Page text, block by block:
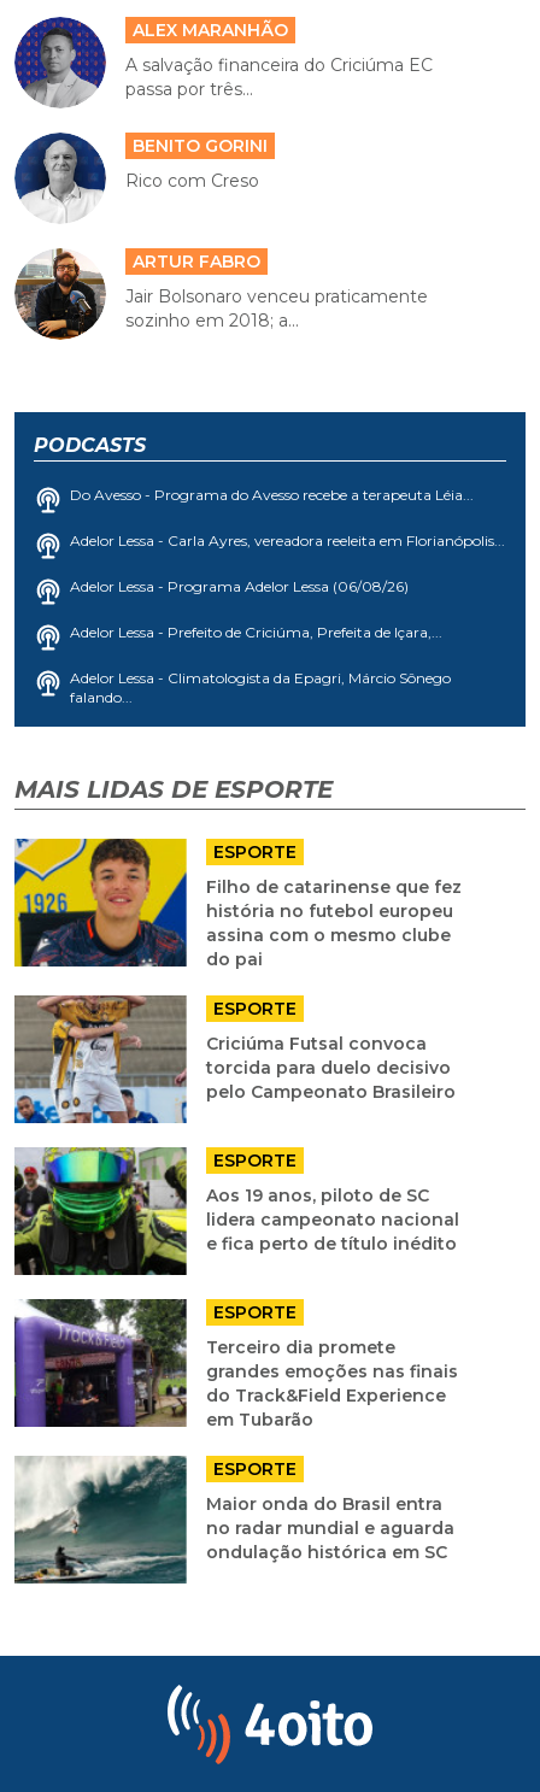
ALEX MARANHÃO
A salvação financeira do Criciúma EC
passa por três...
BENITO GORINI
Rico com Creso
ARTUR FABRO
Jair Bolsonaro venceu praticamente
sozinho em 2018; a...
PODCASTS
Do Avesso - Programa do Avesso recebe a terapeuta Léia...
Adelor Lessa - Carla Ayres, vereadora reeleita em Florianópolis...
Adelor Lessa - Programa Adelor Lessa (06/08/26)
Adelor Lessa - Prefeito de Criciúma, Prefeita de Içara,...
Adelor Lessa - Climatologista da Epagri, Márcio Sônego
falando...
MAIS LIDAS DE ESPORTE
ESPORTE
Filho de catarinense que fez
história no futebol europeu
assina com o mesmo clube
do pai
ESPORTE
Criciúma Futsal convoca
torcida para duelo decisivo
pelo Campeonato Brasileiro
ESPORTE
Aos 19 anos, piloto de SC
lidera campeonato nacional
e fica perto de título inédito
ESPORTE
Terceiro dia promete
grandes emoções nas finais
do Track&Field Experience
em Tubarão
ESPORTE
Maior onda do Brasil entra
no radar mundial e aguarda
ondulação histórica em SC